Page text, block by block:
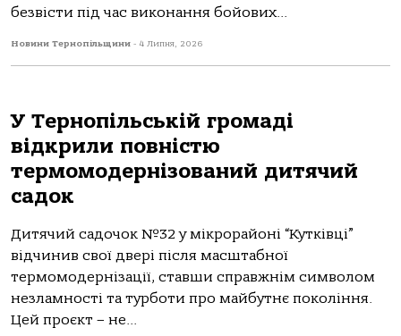
безвісти під час виконання бойових...
Новини Тернопільщини - 4 Липня, 2026
У Тернопільській громаді
відкрили повністю
термомодернізований дитячий
садок
Дитячий садочок №32 у мікрорайоні “Кутківці”
відчинив свої двері після масштабної
термомодернізації, ставши справжнім символом
незламності та турботи про майбутнє покоління.
Цей проєкт – не...